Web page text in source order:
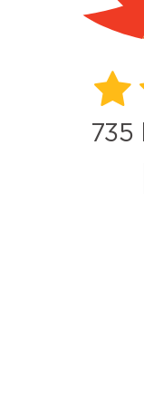
735